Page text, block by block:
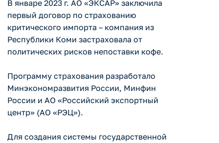
В январе 2023 г. АО «ЭКСАР» заключила
первый договор по страхованию
критического импорта – компания из
Республики Коми застраховала от
политических рисков непоставки кофе.
Программу страхования разработало
Минэкономразвития России, Минфин
России и АО «Российский экспортный
центр» (АО «РЭЦ»).
Для создания системы государственной